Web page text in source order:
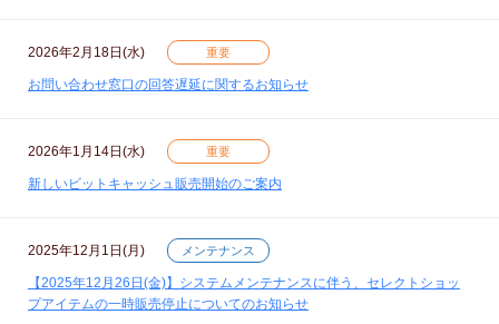
2026年2月18日(水) 重要
お問い合わせ窓口の回答遅延に関するお知らせ
2026年1月14日(水) 重要
新しいビットキャッシュ販売開始のご案内
2025年12月1日(月) メンテナンス
【2025年12月26日(金)】システムメンテナンスに伴う、セレクトショッ
プアイテムの一時販売停止についてのお知らせ